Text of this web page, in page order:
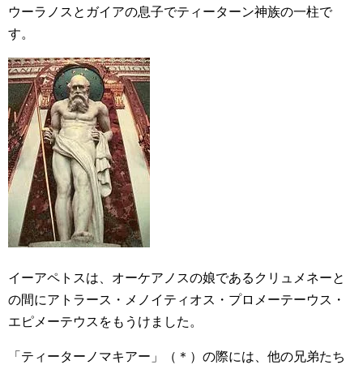
ウーラノスとガイアの息子でティーターン神族の一柱で
す。
イーアペトスは、オーケアノスの娘であるクリュメネーと
の間にアトラース・メノイティオス・プロメーテーウス・
エピメーテウスをもうけました。
「ティーターノマキアー」（＊）の際には、他の兄弟たち